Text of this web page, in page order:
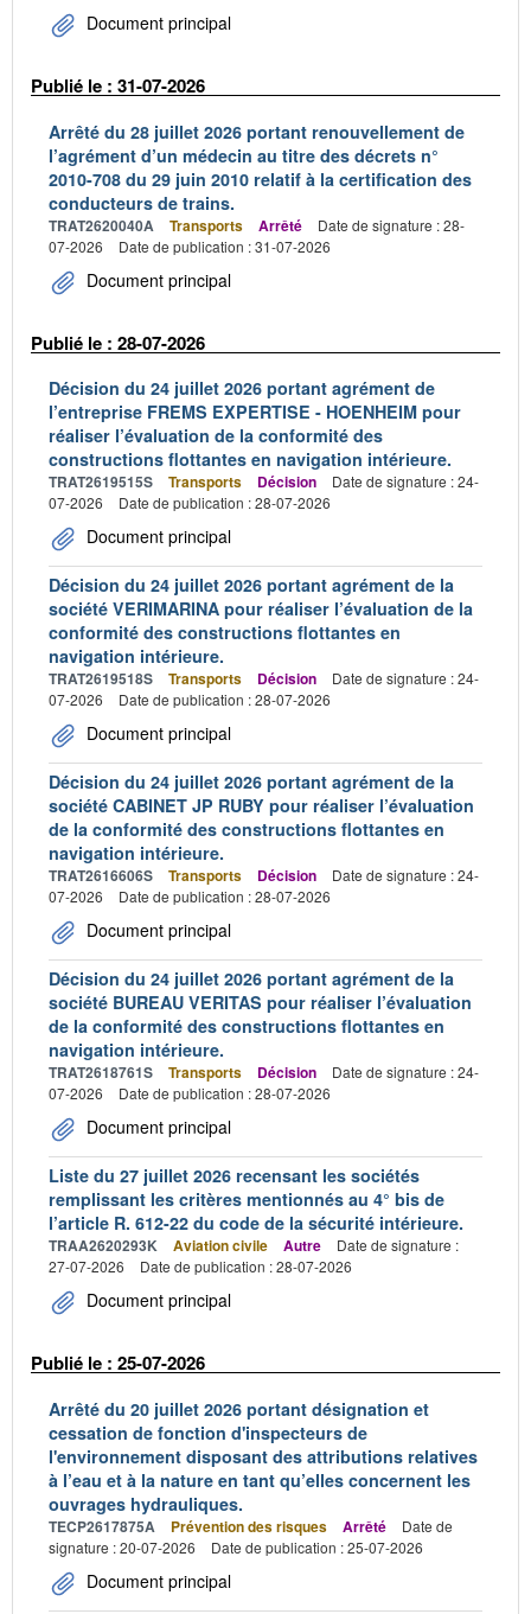
Document principal
Publié le : 31-07-2026
Arrêté du 28 juillet 2026 portant renouvellement de
l’agrément d’un médecin au titre des décrets n°
2010-708 du 29 juin 2010 relatif à la certification des
conducteurs de trains.
TRAT2620040A Transports Arrêté
Date de signature : 28-
07-2026
Date de publication : 31-07-2026
Document principal
Publié le : 28-07-2026
Décision du 24 juillet 2026 portant agrément de
l’entreprise FREMS EXPERTISE - HOENHEIM pour
réaliser l’évaluation de la conformité des
constructions flottantes en navigation intérieure.
TRAT2619515S Transports Décision
Date de signature : 24-
07-2026
Date de publication : 28-07-2026
Document principal
Décision du 24 juillet 2026 portant agrément de la
société VERIMARINA pour réaliser l’évaluation de la
conformité des constructions flottantes en
navigation intérieure.
TRAT2619518S Transports Décision
Date de signature : 24-
07-2026
Date de publication : 28-07-2026
Document principal
Décision du 24 juillet 2026 portant agrément de la
société CABINET JP RUBY pour réaliser l’évaluation
de la conformité des constructions flottantes en
navigation intérieure.
TRAT2616606S Transports Décision
Date de signature : 24-
07-2026
Date de publication : 28-07-2026
Document principal
Décision du 24 juillet 2026 portant agrément de la
société BUREAU VERITAS pour réaliser l’évaluation
de la conformité des constructions flottantes en
navigation intérieure.
TRAT2618761S Transports Décision
Date de signature : 24-
07-2026
Date de publication : 28-07-2026
Document principal
Liste du 27 juillet 2026 recensant les sociétés
remplissant les critères mentionnés au 4° bis de
l’article R. 612-22 du code de la sécurité intérieure.
TRAA2620293K Aviation civile Autre
Date de signature :
27-07-2026
Date de publication : 28-07-2026
Document principal
Publié le : 25-07-2026
Arrêté du 20 juillet 2026 portant désignation et
cessation de fonction d'inspecteurs de
l'environnement disposant des attributions relatives
à l’eau et à la nature en tant qu’elles concernent les
ouvrages hydrauliques.
TECP2617875A Prévention des risques Arrêté
Date de
signature : 20-07-2026
Date de publication : 25-07-2026
Document principal